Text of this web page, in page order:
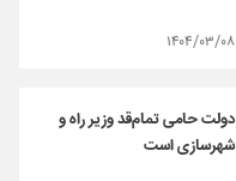
۱۴۰۴/۰۳/۰۸
دولت حامی تمام‌قد وزیر راه و
شهرسازی است